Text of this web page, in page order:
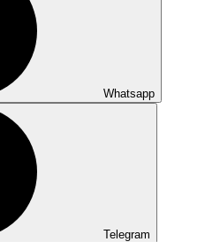
Whatsapp
Telegram